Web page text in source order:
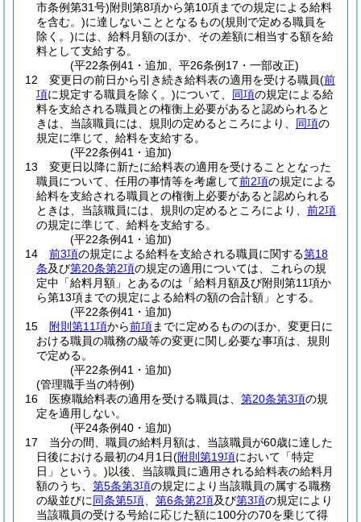
市条例第31号)附則第8項から第10項までの規定による給料
を含む。)に達しないこととなるもの(規則で定める職員を
除く。)には、給料月額のほか、その差額に相当する額を給
料として支給する。
(平22条例41・追加、平26条例17・一部改正)
12
変更日の前日から引き続き給料表の適用を受ける職員(前
項に規定する職員を除く。)について、 同項の規定による給
料を支給される職員との権衡上必要があると認められると
きは、当該職員には、規則の定めるところにより、 同項の
規定に準じて、給料を支給する。
(平22条例41・追加)
13
変更日以降に新たに給料表の適用を受けることとなった
職員について、任用の事情等を考慮して前2項の規定による
給料を支給される職員との権衡上必要があると認められる
ときは、当該職員には、規則の定めるところにより、 前2項
の規定に準じて、給料を支給する。
(平22条例41・追加)
14
前3項の規定による給料を支給される職員に関する第18
条及び第20条第2項の規定の適用については、これらの規
定中「給料月額」とあるのは「給料月額及び附則第11項か
ら第13項までの規定による給料の額の合計額」とする。
(平22条例41・追加)
15
附則第11項から前項までに定めるもののほか、変更日に
おける職員の職務の級等の変更に関し必要な事項は、規則
で定める。
(平22条例41・追加)
(管理職手当の特例)
16
医療職給料表の適用を受ける職員は、 第20条第3項の規
定を適用しない。
(平24条例40・追加)
17
当分の間、職員の給料月額は、当該職員が60歳に達した
日後における最初の4月1日(附則第19項において「特定
日」という。)以後、当該職員に適用される給料表の給料月
額のうち、 第5条第3項の規定により当該職員の属する職務
の級並びに同条第5項 第6条第2項及び第3項の規定により
当該職員の受ける号給に応じた額に100分の70を乗じて得